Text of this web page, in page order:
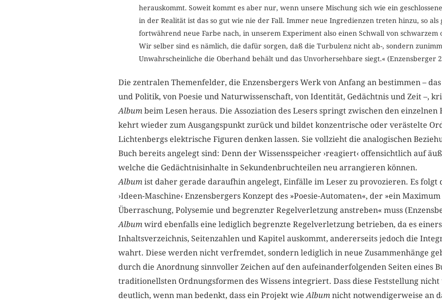
herauskommt. Soweit kommt es aber nur, wenn unsere Mischung sich wie ein
in der Realität ist das so gut wie nie der Fall. Immer neue Ingredienzen treten hinzu, so als
fortwährend neue Farbe nach, in unserem Experiment also einen Schwall von schwarzem
Wir selber sind es nämlich, die dafür sorgen, daß die Turbulenz nicht ab-, sondern
Unwahrscheinliche die Oberhand behält und das Unvorhersehbare siegt.« (Enzensberger
Die zentralen Themenfelder, die Enzensbergers Werk von Anfang an bestimmen –
und Politik, von Poesie und Naturwissenschaft, von Identität, Gedächtnis und Zeit –,
Albumbeim Lesen heraus. Die Assoziation des Lesers springt zwischen den
kehrt wieder zum Ausgangspunkt zurück und bildet konzentrische oder verästelte
Lichtenbergs elektrische Figuren denken lassen. Sie vollzieht die analogischen
Buch bereits angelegt sind: Denn der Wissensspeicher ›reagiert‹ offensichtlich auf
welche die Gedächtnisinhalte in Sekundenbruchteilen neu arrangieren können.
Albumist daher gerade daraufhin angelegt, Einfälle im Leser zu provozieren. Es folgt
›Ideen-Maschine‹ Enzensbergers Konzept des »Poesie-Automaten«, der »ein
Überraschung, Polysemie und begrenzter Regelverletzung anstreben« muss
Albumwird ebenfalls eine lediglich begrenzte Regelverletzung betrieben, da es
Inhaltsverzeichnis, Seitenzahlen und Kapitel auskommt, andererseits jedoch die
wahrt. Diese werden nicht verfremdet, sondern lediglich in neue Zusammenhänge
durch die Anordnung sinnvoller Zeichen auf den aufeinanderfolgenden Seiten eines
traditionellsten Ordnungsformen des Wissens integriert. Dass diese Feststellung
deutlich, wenn man bedenkt, dass ein Projekt wieAlbumnicht notwendigerweise an